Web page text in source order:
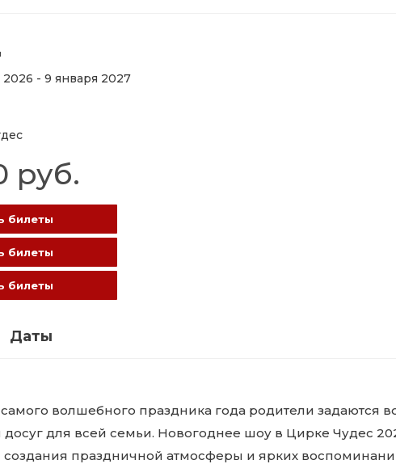
2026 - 9 января 2027
руб.
билеты
билеты
билеты
Даты
волшебного праздника года родители задаются
для всей семьи. Новогоднее шоу в Цирке Чудес
праздничной атмосферы и ярких